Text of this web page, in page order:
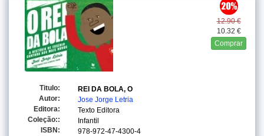
12.90 €
10.32 €
Comprar
Titulo:
REI DA BOLA, O
Autor:
Jose Jorge Letria
Editora:
Texto Editora
Coleção::
Infantil
ISBN:
978-972-47-4300-4